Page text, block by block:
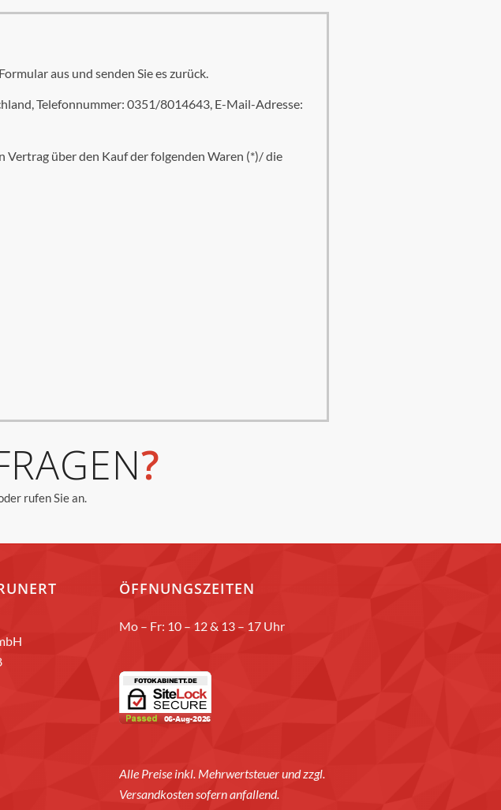
aus und senden Sie es zurück.
Telefonnummer: 0351/8014643, E-Mail-Adresse:
über den Kauf der folgenden Waren (*)/ die
?
rufen Sie an.
ÖFFNUNGSZEITEN
Mo – Fr: 10 – 12 & 13 – 17 Uhr
Alle Preise inkl. Mehrwertsteuer und zzgl.
Versandkosten sofern anfallend.